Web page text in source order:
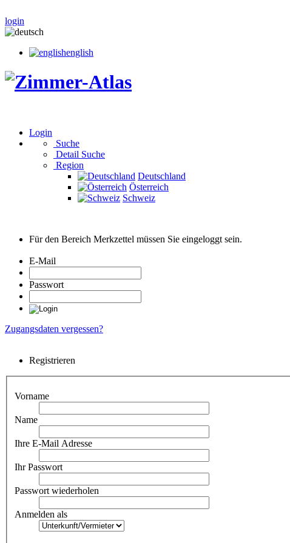
login
english
Login
Suche
Detail Suche
Region
Deutschland
Österreich
Schweiz
Für den Bereich Merkzettel müssen Sie eingeloggt sein.
E-Mail
Passwort
Zugangsdaten vergessen?
Registrieren
Vorname
Name
Ihre E-Mail Adresse
Ihr Passwort
Passwort wiederholen
Anmelden als